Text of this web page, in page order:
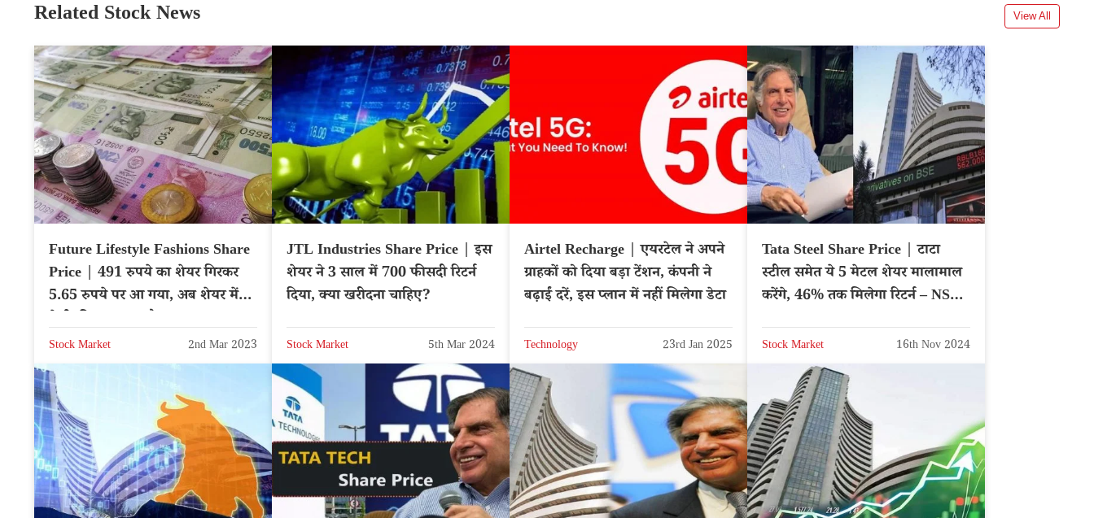
Related Stock News View All
Future Lifestyle Fashions Share
Price | 491 रुपये का शेयर गिरकर
5.65 रुपये पर आ गया, अब शेयर में
Stock Market 2nd Mar 2023
JTL Industries Share Price | इस
शेयर ने 3 साल में 700 फीसदी रिटर्न
दिया, क्या खरीदना चाहिए?
Stock Market 5th Mar 2024
Airtel Recharge | एयरटेल ने अपने
ग्राहकों को दिया बड़ा टेंशन, कंपनी ने
बढ़ाईं दरें, इस प्लान में नहीं मिलेगा डेटा
Technology 23rd Jan 2025
Tata Steel Share Price | टाटा
स्टील समेत ये 5 मेटल शेयर मालामाल
करेंगे, 46% तक मिलेगा रिटर्न – NSE:
Stock Market 16th Nov 2024